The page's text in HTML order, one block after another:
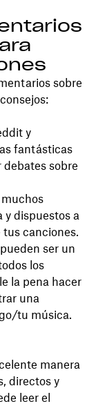
sobre
y
fantásticas
sobre
y dispuestos a
canciones.
ser un
los
la pena hacer
una
tu música.
manera
directos y
leer el